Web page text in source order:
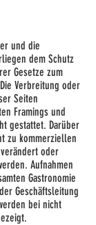
und die
dem Schutz
Gesetze zum
Verbreitung oder
Seiten
Framings und
gestattet. Darüber
zu kommerziellen
oder
Aufnahmen
Gastronomie
Geschäftsleitung
bei nicht